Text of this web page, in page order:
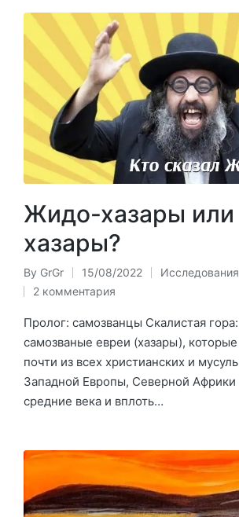
Жидо-хазары
хазары?
Posted
by
By GrGr 15/08/2022
Posted
Исследования
2 комментария
Пролог: самозванцы Скалистая гора:
самозваные евреи (хазары),
почти из всех христианских и
Западной Европы, Северной
средние века и вплоть…